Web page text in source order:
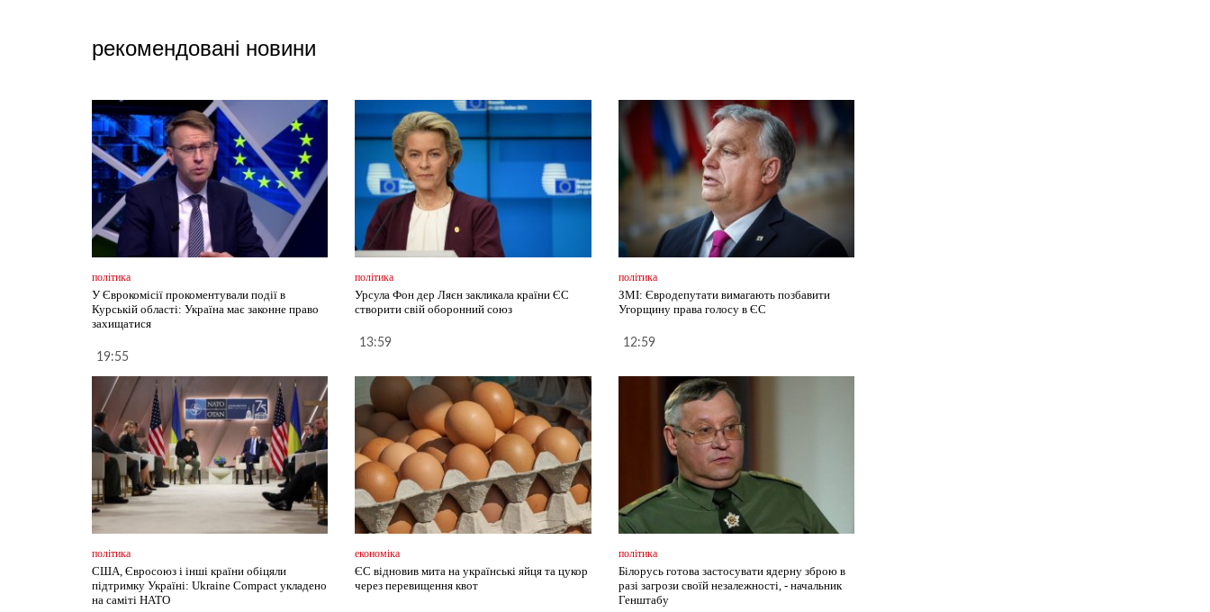
рекомендовані новини
політика
У Єврокомісії прокоментували події в
Курській області: Україна має законне право
захищатися
19:55
політика
Урсула Фон дер Ляєн закликала країни ЄС
створити свій оборонний союз
13:59
політика
ЗМІ: Євродепутати вимагають позбавити
Угорщину права голосу в ЄС
12:59
політика
США, Євросоюз і інші країни обіцяли
підтримку Україні: Ukraine Compact укладено
на саміті НАТО
економіка
ЄС відновив мита на українські яйця та цукор
через перевищення квот
політика
Білорусь готова застосувати ядерну зброю в
разі загрози своїй незалежності, - начальник
Генштабу